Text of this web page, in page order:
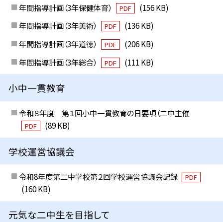
年間指導計画（3年保健体育）
PDF
(156 KB)
年間指導計画（3年美術）
PDF
(136 KB)
年間指導計画（3年道徳）
PDF
(206 KB)
年間指導計画（3年総合）
PDF (111 KB)
小中一貫教育
令和８年度 第１回小中一貫教育の日要項（二中主催
PDF (89 KB)
学校運営協議会
令和8年度第二中学校第２回学校運営協議会記録 PDF
(160 KB)
元気な二中生を目指して